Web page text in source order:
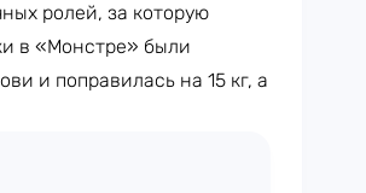
ролей, за которую
в «Монстре» были
и поправилась на 15 кг, а